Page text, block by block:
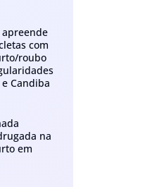
apreende
com
roubo
Candiba
na
em